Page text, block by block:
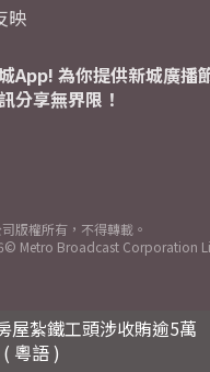
屋紮鐵工頭涉收賄逾5萬
( 粵語 )
映
App! 為你提供新城廣播
分享無界限！
版權所有，不得轉載。
Metro Broadcast Corporation